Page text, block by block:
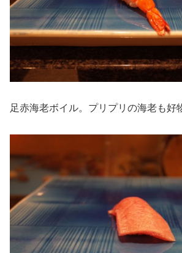
足赤海老ボイル。プリプリの海老も好